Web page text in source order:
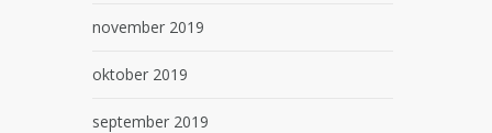
november 2019
oktober 2019
september 2019